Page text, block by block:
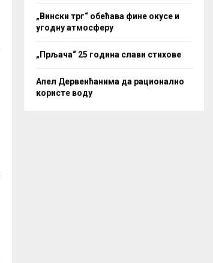
„Вински трг“ обећава фине окусе и
угодну атмосферу
„Прљача“ 25 година слави стихове
Апел Дервенћанима да рационално
користе воду